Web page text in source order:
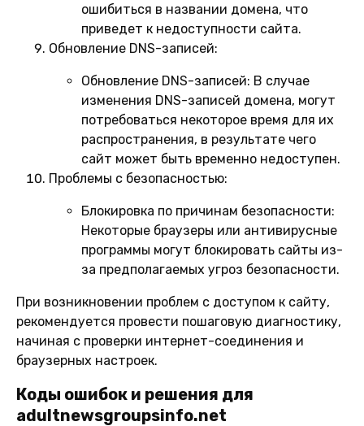
ошибиться в названии домена, что
приведет к недоступности сайта.
Обновление DNS-записей:
Обновление DNS-записей: В случае
изменения DNS-записей домена, могут
потребоваться некоторое время для их
распространения, в результате чего
сайт может быть временно недоступен.
Проблемы с безопасностью:
Блокировка по причинам безопасности:
Некоторые браузеры или антивирусные
программы могут блокировать сайты из-
за предполагаемых угроз безопасности.
При возникновении проблем с доступом к сайту,
рекомендуется провести пошаговую диагностику,
начиная с проверки интернет-соединения и
браузерных настроек.
Коды ошибок и решения для
adultnewsgroupsinfo.net